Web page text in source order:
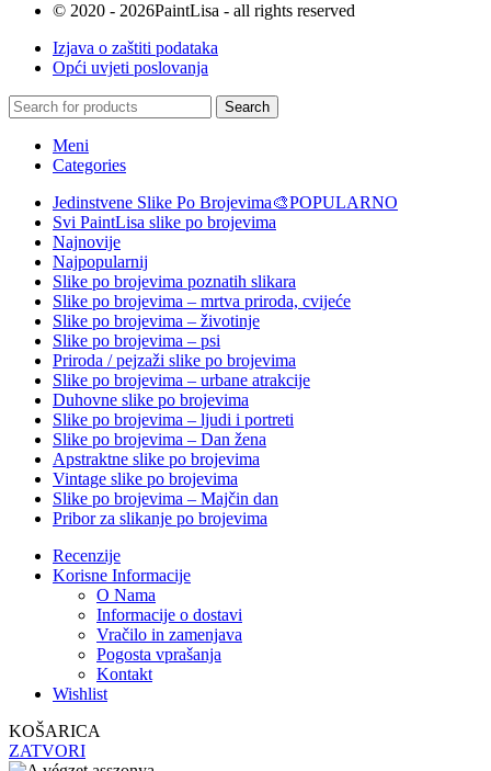
© 2020 - 2026PaintLisa - all rights reserved
Izjava o zaštiti podataka
Opći uvjeti poslovanja
Search
Meni
Categories
Jedinstvene Slike Po Brojevima🎨POPULARNO
Svi PaintLisa slike po brojevima
Najnovije
Najpopularnij
Slike po brojevima poznatih slikara
Slike po brojevima – mrtva priroda, cvijeće
Slike po brojevima – životinje
Slike po brojevima – psi
Priroda / pejzaži slike po brojevima
Slike po brojevima – urbane atrakcije
Duhovne slike po brojevima
Slike po brojevima – ljudi i portreti
Slike po brojevima – Dan žena
Apstraktne slike po brojevima
Vintage slike po brojevima
Slike po brojevima – Majčin dan
Pribor za slikanje po brojevima
Recenzije
Korisne Informacije
O Nama
Informacije o dostavi
Vračilo in zamenjava
Pogosta vprašanja
Kontakt
Wishlist
KOŠARICA
ZATVORI